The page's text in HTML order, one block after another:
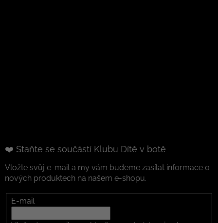
❤️ Staňte se součástí Klubu Dítě v botě
Vložte svůj e-mail a my vám budeme zasílat informace o
nových produktech na našem e-shopu.
E-mail